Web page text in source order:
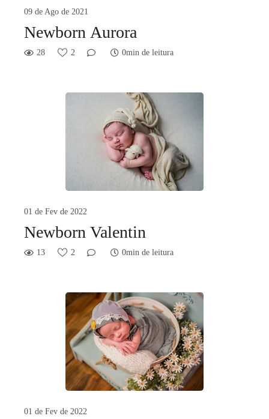
09 de Ago de 2021
Newborn Aurora
28 2 0min de leitura
01 de Fev de 2022
Newborn Valentin
13 2 0min de leitura
01 de Fev de 2022